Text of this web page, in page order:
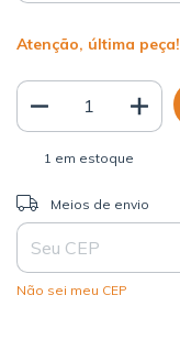
Atenção, última peça!
1 em estoque
Entregas para o CEP:
Meios de envio
Não sei meu CEP